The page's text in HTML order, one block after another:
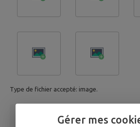
Type de fichier accepté: image.
Description*
Gérer mes